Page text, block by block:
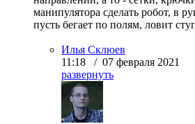
манипулятора сделать робот, в
пусть бегает по полям, ловит
Илья Склюев
11:18 / 07 февраля 2021
развернуть